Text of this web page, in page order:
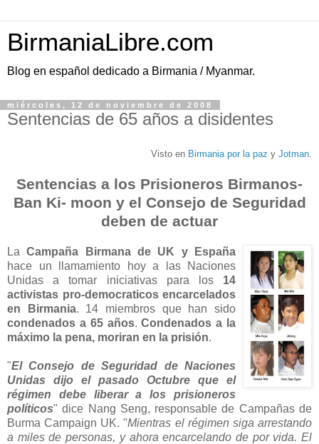
BirmaniaLibre.com
Blog en español dedicado a Birmania / Myanmar.
miércoles, 12 de noviembre de 2008
Sentencias de 65 años a disidentes
Visto en Birmania por la paz y Jotman
Sentencias a los Prisioneros Birmanos-
Ban Ki- moon y el Consejo de Seguridad
deben de actuar
LaCampaña Birmana de UK y España
hace un llamamiento hoy a las Naciones
Unidas a tomar iniciativas para los 14
activistas pro-democraticos encarcelados
en Birmania. 14 miembros que han sido
condenados a 65 años.Condenados a la
máximo la pena, moriran en la prisión.
"El Consejo de Seguridad de Naciones
Unidas dijo el pasado Octubre que el
régimen debe liberar a los prisioneros
políticos" dice Nang Seng, responsable de Campañas de
Burma Campaign UK. "Mientras el régimen siga arrestando
a miles de personas, y ahora encarcelando de por vida. El